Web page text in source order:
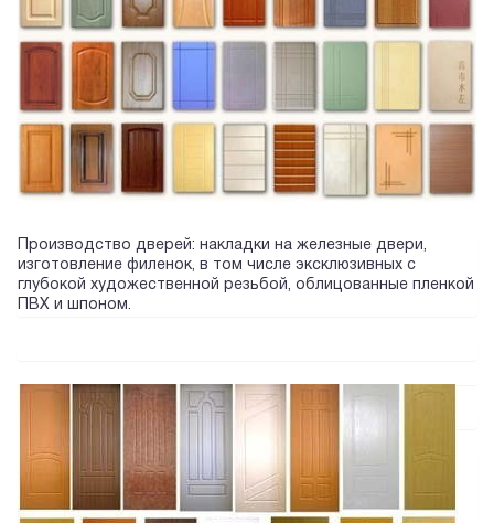
Производство дверей: накладки на железные двери,
изготовление филенок, в том числе эксклюзивных с
глубокой художественной резьбой, облицованные пленкой
ПВХ и шпоном.